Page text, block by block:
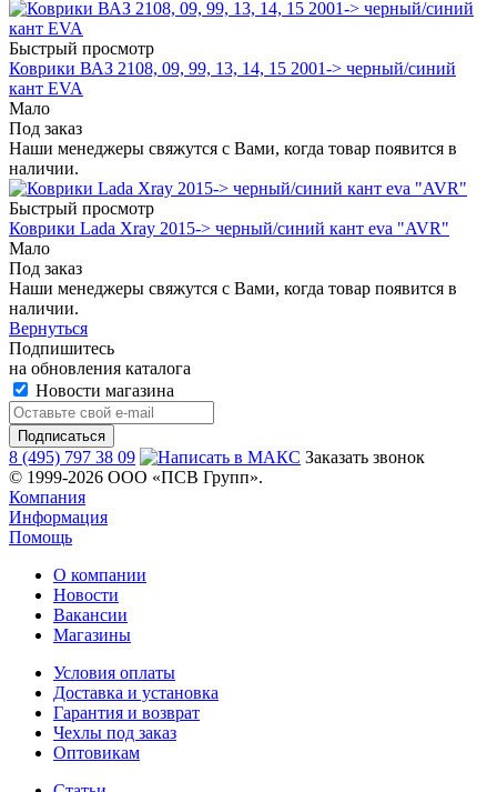
Быстрый просмотр
Коврики ВАЗ 2108, 09, 99, 13, 14, 15 2001-> черный/синий
кант EVA
Мало
Под заказ
Наши менеджеры свяжутся с Вами, когда товар появится в
наличии.
Быстрый просмотр
Коврики Lada Xray 2015-> черный/синий кант eva "AVR"
Мало
Под заказ
Наши менеджеры свяжутся с Вами, когда товар появится в
наличии.
Вернуться
Подпишитесь
на обновления каталога
Новости магазина
8 (495) 797 38 09
Заказать звонок
© 1999-2026 ООО «ПСВ Групп».
Компания
Информация
Помощь
О компании
Новости
Вакансии
Магазины
Условия оплаты
Доставка и установка
Гарантия и возврат
Чехлы под заказ
Оптовикам